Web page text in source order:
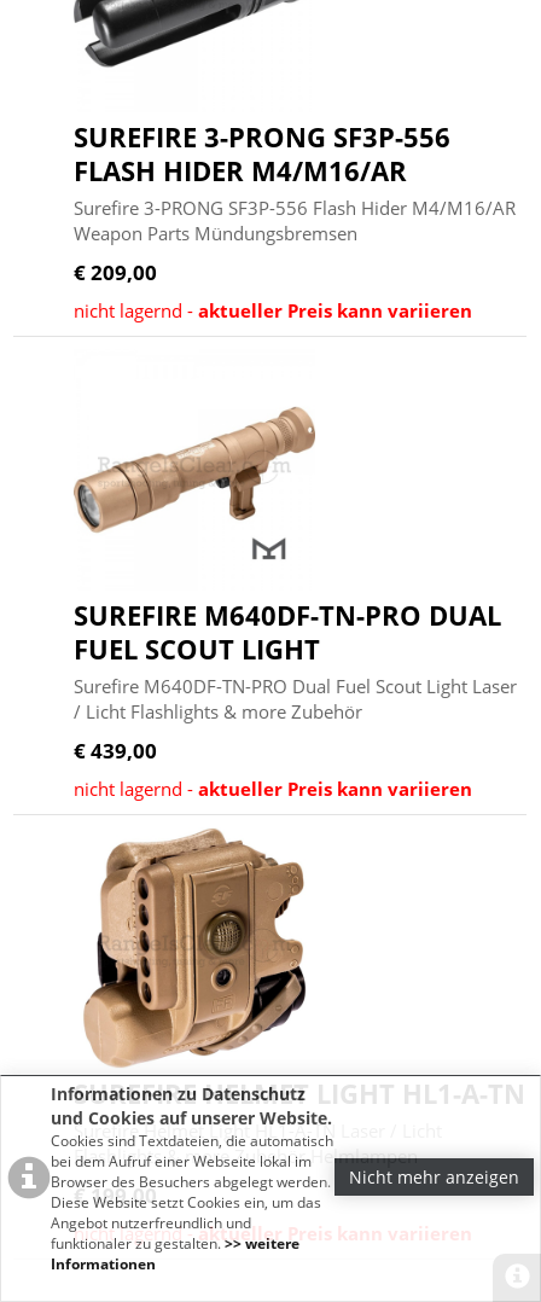
Informationen zu Datenschutz
und Cookies auf unserer Website.
Cookies sind Textdateien, die automatisch
bei dem Aufruf einer Webseite lokal im
Browser des Besuchers abgelegt werden.
Diese Website setzt Cookies ein, um das
Angebot nutzerfreundlich und
funktionaler zu gestalten.>> weitere
Informationen
Nicht mehr anzeigen
SUREFIRE 3-PRONG SF3P-556
FLASH HIDER M4/M16/AR
Surefire 3-PRONG SF3P-556 Flash Hider M4/M16/AR
Weapon Parts Mündungsbremsen
€ 209,00
nicht lagernd -aktueller Preis kann variieren
SUREFIRE M640DF-TN-PRO DUAL
FUEL SCOUT LIGHT
Surefire M640DF-TN-PRO Dual Fuel Scout Light Laser
/ Licht Flashlights & more Zubehör
€ 439,00
nicht lagernd -aktueller Preis kann variieren
SUREFIRE HELMET LIGHT HL1-A-TN
Surefire Helmet Light HL1-A-TN Laser / Licht
Flashlights & more Zubehör Helmlampen
€ 199,00
nicht lagernd -aktueller Preis kann variieren